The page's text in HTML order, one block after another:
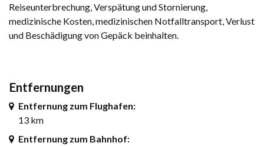
Reiseunterbrechung, Verspätung und Stornierung,
medizinische Kosten, medizinischen Notfalltransport, Verlust
und Beschädigung von Gepäck beinhalten.
Entfernungen
Entfernung zum Flughafen:
13 km
Entfernung zum Bahnhof: